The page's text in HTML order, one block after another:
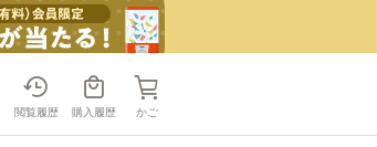
閲覧履歴 購入履歴 かご